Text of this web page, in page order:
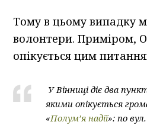
Тому в цьому випадку
волонтери. Приміром,
опікується цим
У Вінниці діє два
якими опікується
«Полум’я надії»: по